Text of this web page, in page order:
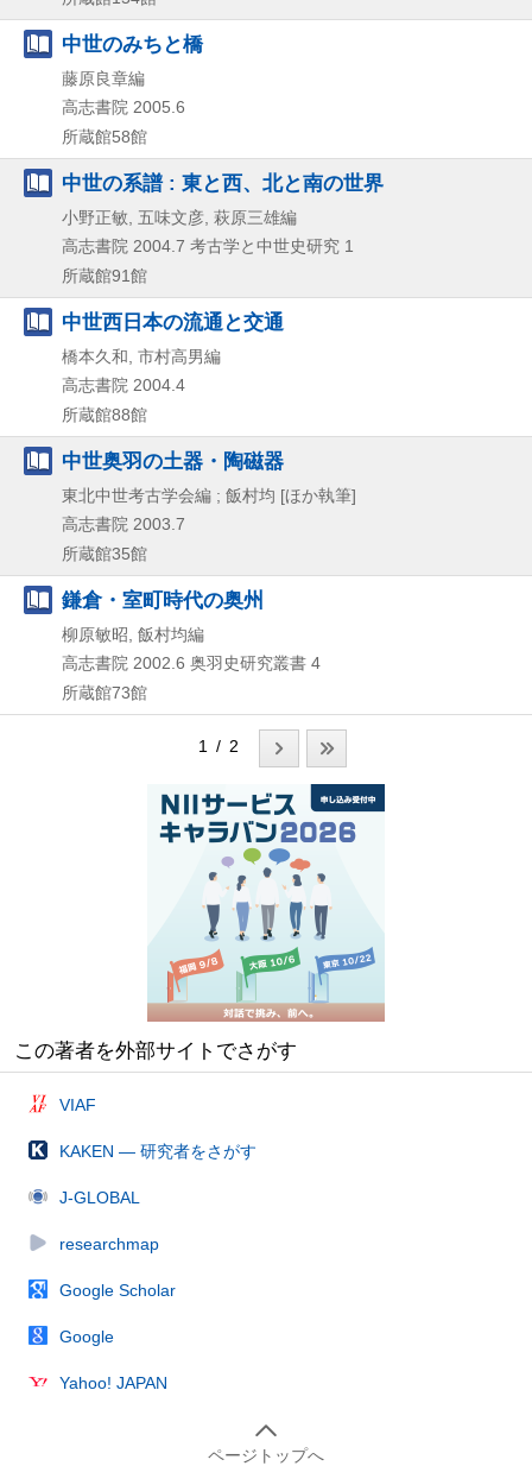
中世のみちと橋
藤原良章編
高志書院 2005.6
所蔵館58館
中世の系譜 : 東と西、北と南の世界
小野正敏, 五味文彦, 萩原三雄編
高志書院 2004.7 考古学と中世史研究 1
所蔵館91館
中世西日本の流通と交通
橋本久和, 市村高男編
高志書院 2004.4
所蔵館88館
中世奥羽の土器・陶磁器
東北中世考古学会編 ; 飯村均 [ほか執筆]
高志書院 2003.7
所蔵館35館
鎌倉・室町時代の奥州
柳原敏昭, 飯村均編
高志書院 2002.6 奥羽史研究叢書 4
所蔵館73館
1 / 2
この著者を外部サイトでさがす
VIAF
KAKEN — 研究者をさがす
J-GLOBAL
researchmap
Google Scholar
Google
Yahoo! JAPAN
ページトップへ